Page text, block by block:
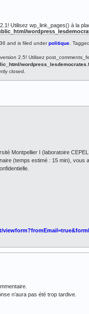
Utilisez wp_link_pages() à la
and is filed underpolitique .
2.5! Utilisez
closed.
Montpellier I (laboratoire
(temps estimé : 15 min), vous
n’aura pas été trop tardive.